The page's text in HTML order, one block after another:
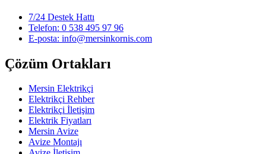
7/24 Destek Hattı
Telefon: 0 538 495 97 96
E-posta: info@mersinkornis.com
Çözüm Ortakları
Mersin Elektrikçi
Elektrikçi Rehber
Elektrikçi İletişim
Elektrik Fiyatları
Mersin Avize
Avize Montajı